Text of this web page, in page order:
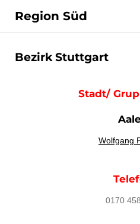
Region Süd
Bezirk Stuttgart
Stadt/
Wolfgang
0170